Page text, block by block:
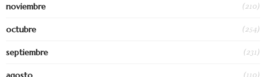
noviembre (210)
octubre (254)
septiembre (231)